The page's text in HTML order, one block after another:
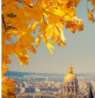
Paris